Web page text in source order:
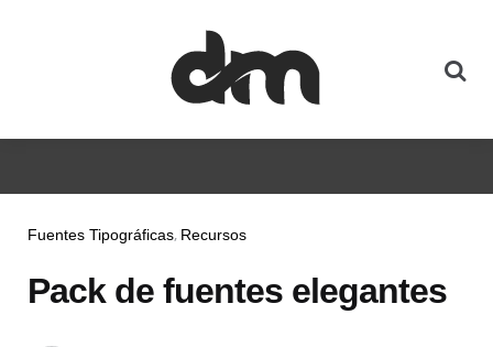
Fuentes Tipográficas Recursos
Pack de fuentes elegantes